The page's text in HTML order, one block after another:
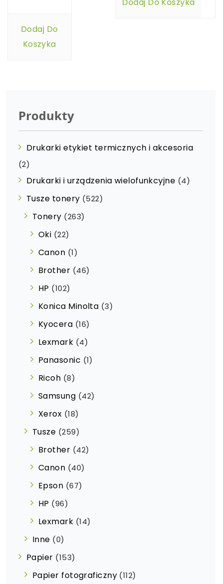
Dodaj Do
Koszyka
Produkty
Drukarki etykiet termicznych i akcesoria
(2)
Drukarki i urządzenia wielofunkcyjne (4)
Tusze tonery (522)
Tonery (263)
Oki (22)
Canon (1)
Brother (46)
HP (102)
Konica Minolta (3)
Kyocera (16)
Lexmark (4)
Panasonic (1)
Ricoh (8)
Samsung (42)
Xerox (18)
Tusze (259)
Brother (42)
Canon (40)
Epson (67)
HP (96)
Lexmark (14)
Inne (0)
Papier (153)
Papier fotograficzny (112)